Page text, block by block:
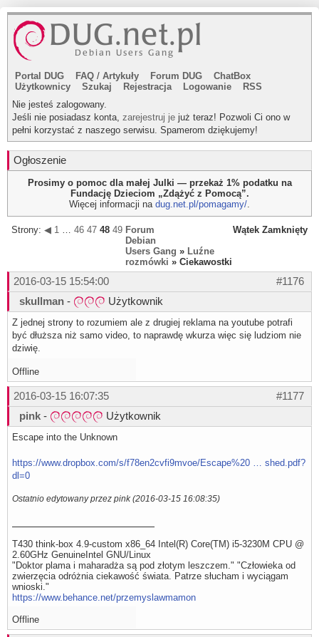
Portal DUG FAQ / Artykuły Forum DUG
ChatBox
Użytkownicy
Szukaj Rejestracja Logowanie
RSS
Nie jesteś zalogowany.
Jeśli nie posiadasz konta, zarejestruj je już teraz! Pozwoli Ci ono w
pełni korzystać z naszego serwisu. Spamerom dziękujemy!
Ogłoszenie
Prosimy o pomoc dla małej Julki — przekaż 1% podatku na
Fundację Dzieciom „Zdążyć z Pomocą”.
Więcej informacji na dug.net.pl/pomagamy/.
Strony: ◀ 1 … 46 47 48 49 ▶ Wątek Zamknięty
Forum
Debian
Users Gang » Luźne
rozmówki » Ciekawostki
#1176
2016-03-15 15:54:00
skullman - Użytkownik
Z jednej strony to rozumiem ale z drugiej reklama na youtube potrafi
być dłuższa niż samo video, to naprawdę wkurza więc się ludziom nie
dziwię.
Offline
#1177
2016-03-15 16:07:35
pink - Użytkownik
Escape into the Unknown
https://www.dropbox.com/s/f78en2cvfi9mvoe/Escape%20 … shed.pdf?
dl=0
Ostatnio edytowany przez pink (2016-03-15 16:08:35)
T430 think-box 4.9-custom x86_64 Intel(R) Core(TM) i5-3230M CPU @
2.60GHz GenuineIntel GNU/Linux
"Doktor plama i maharadża są pod złotym leszczem." "Człowieka od
zwierzęcia odróżnia ciekawość świata. Patrze słucham i wyciągam
wnioski."
https://www.behance.net/przemyslawmamon
Offline